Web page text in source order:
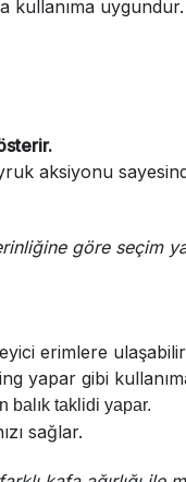
kullanıma uygundur.
aksiyonu
göre seçim
erimlere
yapar gibi
balık taklidi yapar.
sağlar.